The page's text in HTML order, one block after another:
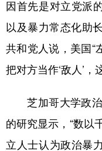
因首先是对立党派
以及暴力常态化助
共和党人说，美国“
把对方当作‘敌人’，
芝加哥大学政治
的研究显示，“数以
立人士认为政治暴